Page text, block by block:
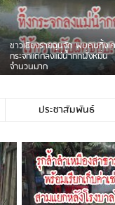
ชาวผาลั้ง โวย ไร้หน่วยงานดูแล
ดินสไลด์ ต้องจัดการกันเอง
ประชาสัมพันธ์